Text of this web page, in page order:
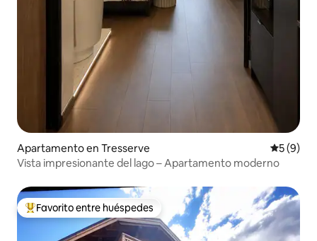
Apartamento en Tresserve
5 (9)
Vista impresionante del lago – Apartamento moderno
Favorito entre huéspedes preferido
Favorito entre huéspedes